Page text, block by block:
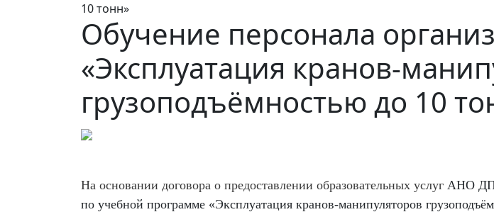
10 тонн»
Обучение персонала
«Эксплуатация кранов-
грузоподъёмностью до 10
На основании договора о предоставлении образовательных услуг АНО
по учебной программе «Эксплуатация кранов-манипуляторов